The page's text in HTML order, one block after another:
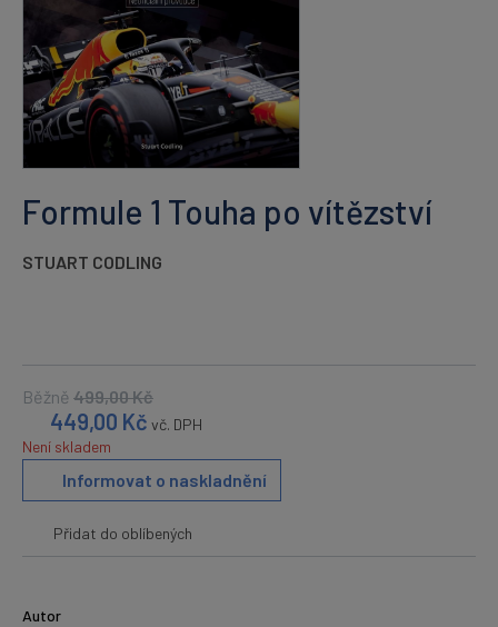
Formule 1 Touha po vítězství
STUART CODLING
Běžně 499,00Kč
449,00 Kč vč. DPH
Není skladem
Informovat o naskladnění
Přidat do oblíbených
Autor